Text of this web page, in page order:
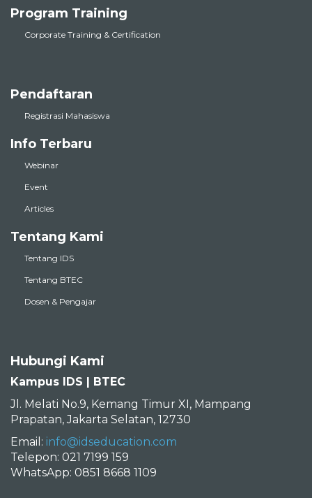
Program Training
Corporate Training & Certification
Pendaftaran
Registrasi Mahasiswa
Info Terbaru
Webinar
Event
Articles
Tentang Kami
Tentang IDS
Tentang BTEC
Dosen & Pengajar
Hubungi Kami
Kampus IDS | BTEC
Jl. Melati No.9, Kemang Timur XI, Mampang
Prapatan, Jakarta Selatan, 12730
Email: info@idseducation.com
Telepon: 021 7199 159
WhatsApp: 0851 8668 1109